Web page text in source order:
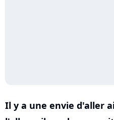
Il y a une envie d'aller